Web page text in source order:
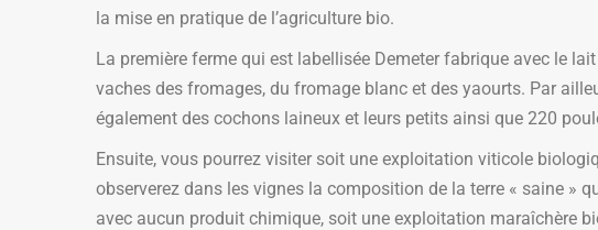
la mise en pratique de l’agriculture bio.
La première ferme qui est labellisée Demeter fabrique avec le
vaches des fromages, du fromage blanc et des yaourts. Par
également des cochons laineux et leurs petits ainsi que 220
Ensuite, vous pourrez visiter soit une exploitation viticole
observerez dans les vignes la composition de la terre « saine »
avec aucun produit chimique, soit une exploitation maraîchère